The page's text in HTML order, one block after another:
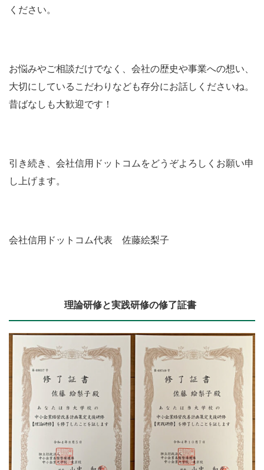
ください。
お悩みやご相談だけでなく、会社の歴史や事業への想い、
大切にしているこだわりなども存分にお話しくださいね。
昔ばなしも大歓迎です！
引き続き、会社信用ドットコムをどうぞよろしくお願い申
し上げます。
会社信用ドットコム代表 佐藤絵梨子
理論研修と実践研修の修了証書